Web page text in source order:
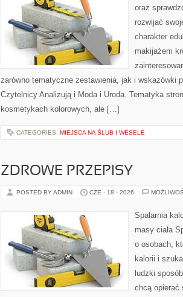
oraz
rozwijać
charakter
makijażem
zarówno tematyczne zestawienia, jak i wskazówki
Czytelnicy Analizują i Moda i Uroda. Tematyka
kosmetykach kolorowych, ale […]
CATEGORIES: MIEJSCA NA ŚLUB I WESELE
ZDROWE PRZEPISY
POSTED BY ADMIN CZE - 18 - 2026
Spalarnia
masy ciała
o osobach,
kalorii i
ludzki
chcą opierać